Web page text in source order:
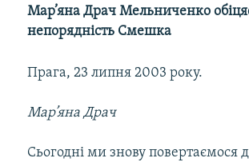
Мар’яна Драч Мельниченко
непорядність Смешка
Прага, 23 липня 2003 року.
Мар’яна Драч
Сьогодні ми знову